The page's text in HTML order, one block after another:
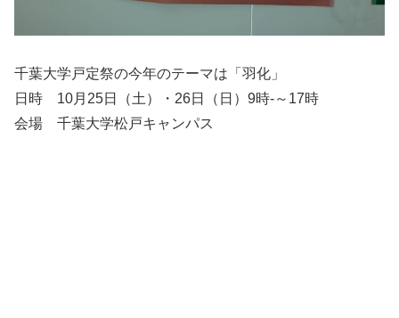
千葉大学戸定祭の今年のテーマは「羽化」
日時 10月25日（土）・26日（日）9時-～17時
会場 千葉大学松戸キャンパス